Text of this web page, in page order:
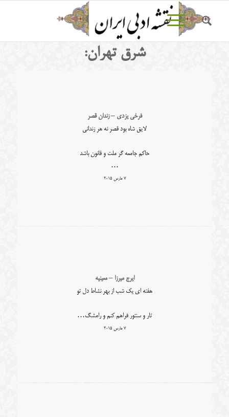
شرق تهران:
فرخی یزدی – زندان قصر
لایق شاه بود قصر نه هر زندانی
حاکم جامعه گر ملت و قانون باشد
…
7 مارس 2015
ایرج میرزا – معینیه
هفته ای یک شب از بهر نشاط دل تو
تار و سنتور فراهم کنم و رامشگ…
7 مارس 2015